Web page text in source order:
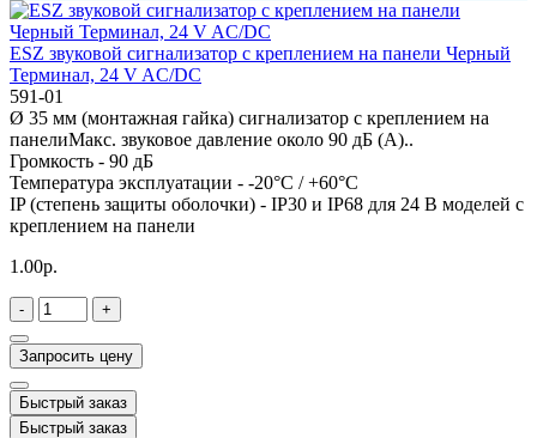
ESZ звуковой сигнализатор с креплением на панели Черный
Терминал, 24 V AC/DC
591-01
Ø 35 мм (монтажная гайка) сигнализатор с креплением на
панелиМакс. звуковое давление около 90 дБ (A)..
Громкость - 90 дБ
Температура эксплуатации - -20°C / +60°C
IP (степень защиты оболочки) - IP30 и IP68 для 24 В моделей с
креплением на панели
1.00р.
- +
Запросить цену
Быстрый заказ
Быстрый заказ